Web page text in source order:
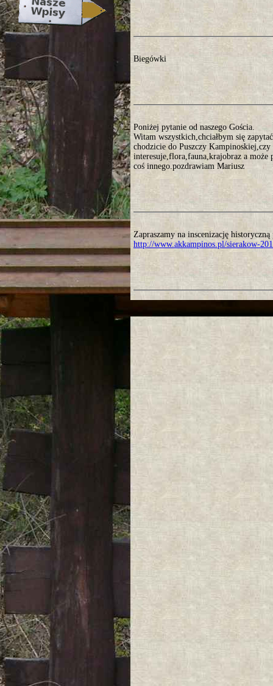
Biegówki
Poniżej pytanie od naszego Gościa.
Witam wszystkich,chciałbym się
chodzicie do Puszczy Kampinoskiej,czy
interesuje,flora,fauna,krajobraz a może
coś innego.pozdrawiam Mariusz
Zapraszamy na inscenizację
http://www.akkampinos.pl/sierakow-